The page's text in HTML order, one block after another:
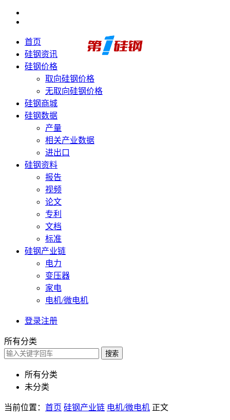
首页
硅钢资讯
硅钢价格
取向硅钢价格
无取向硅钢价格
硅钢商城
硅钢数据
产量
相关产业数据
进出口
硅钢资料
报告
视频
论文
专利
文档
标准
硅钢产业链
电力
变压器
家电
电机/微电机
登录注册
所有分类
搜索
所有分类
未分类
当前位置： 首页 硅钢产业链 电机/微电机 正文